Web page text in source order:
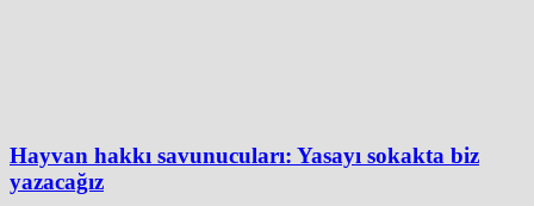
Hayvan hakkı savunucuları: Yasayı sokakta biz
yazacağız